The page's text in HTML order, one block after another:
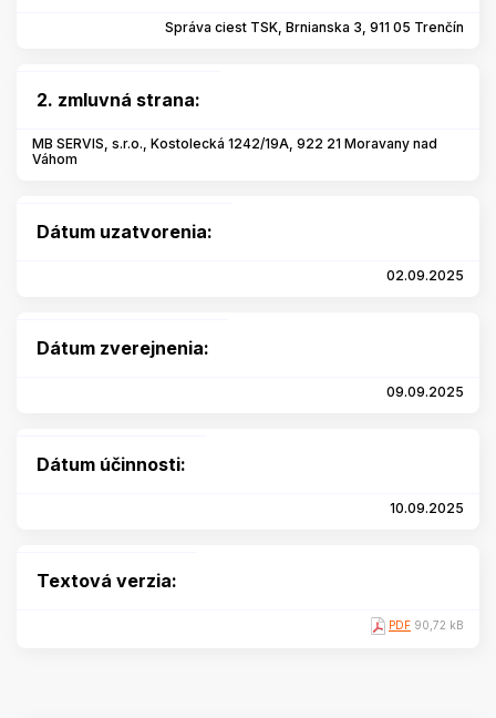
Správa ciest TSK, Brnianska 3, 911 05 Trenčín
2. zmluvná strana:
MB SERVIS, s.r.o., Kostolecká 1242/19A, 922 21 Moravany nad
Váhom
Dátum uzatvorenia:
02.09.2025
Dátum zverejnenia:
09.09.2025
Dátum účinnosti:
10.09.2025
Textová verzia:
PDF 90,72 kB